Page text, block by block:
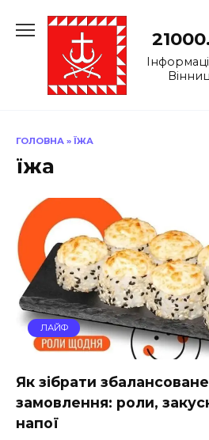
до
ГОЛОВНА » ЇЖА
їжа
ЛАЙФ
Як зібрати
замовлення: роли,
напої